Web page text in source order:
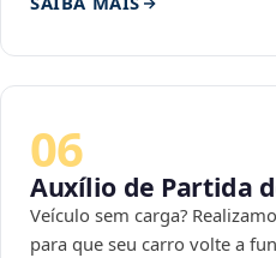
06
Auxílio de Partida
Veículo sem carga?
para que seu carro volte a